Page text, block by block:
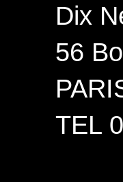
Dix
56
TEL